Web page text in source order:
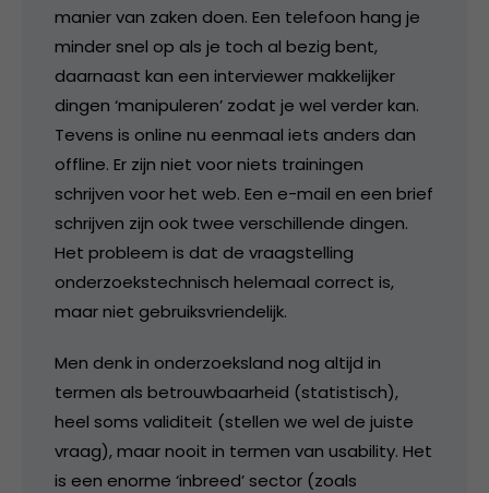
manier van zaken doen. Een telefoon hang je
minder snel op als je toch al bezig bent,
daarnaast kan een interviewer makkelijker
dingen ‘manipuleren’ zodat je wel verder kan.
Tevens is online nu eenmaal iets anders dan
offline. Er zijn niet voor niets trainingen
schrijven voor het web. Een e-mail en een brief
schrijven zijn ook twee verschillende dingen.
Het probleem is dat de vraagstelling
onderzoekstechnisch helemaal correct is,
maar niet gebruiksvriendelijk.
Men denk in onderzoeksland nog altijd in
termen als betrouwbaarheid (statistisch),
heel soms validiteit (stellen we wel de juiste
vraag), maar nooit in termen van usability. Het
is een enorme ‘inbreed’ sector (zoals